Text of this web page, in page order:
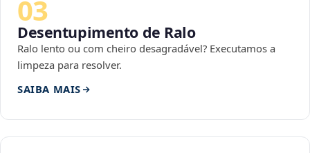
03
Desentupimento de Ralo
Ralo lento ou com cheiro desagradável? Executamos a
limpeza para resolver.
SAIBA MAIS